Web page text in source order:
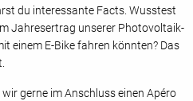
du interessante Facts. Wusstest
Jahresertrag unserer Photovoltaik-
einem E-Bike fahren könnten? Das
gerne im Anschluss einen Apéro